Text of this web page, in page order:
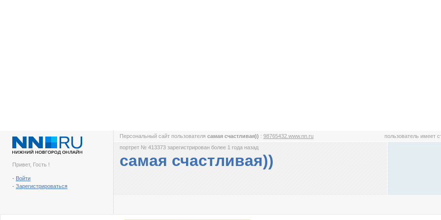
Привет, Гость !
- Войти
- Зарегистрироваться
Персональный сайт пользователя самая счастливая)) : 98765432.www.nn.ru пользователь имеет
портрет № 413373 зарегистрирован более 1 года назад
самая счастливая))